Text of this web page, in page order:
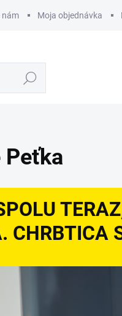
nám Moja objednávka
Hľadať
Peťka
CHRBTICA